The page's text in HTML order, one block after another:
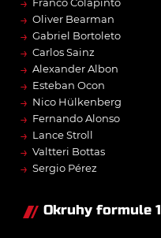
→ Oliver Bearman
→ Gabriel Bortoleto
→ Carlos Sainz
→ Alexander Albon
→ Esteban Ocon
→ Nico Hülkenberg
→ Fernando Alonso
→ Lance Stroll
→ Valtteri Bottas
→ Sergio Pérez
Okruhy formule 1